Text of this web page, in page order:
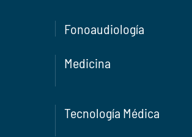
Fonoaudiología
Medicina
Tecnología Médica